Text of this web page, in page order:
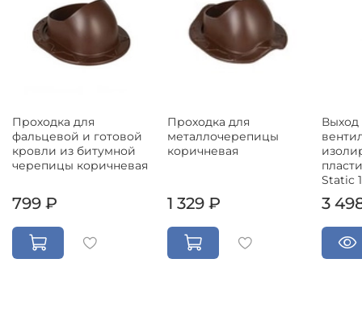
Проходка для
фальцевой и готовой
кровли из битумной
черепицы коричневая
799 ₽
Проходка для
металлочерепицы
коричневая
1 329 ₽
Выход
Static
3